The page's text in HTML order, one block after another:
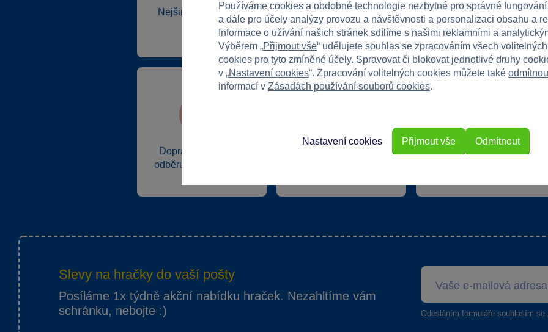
Nejširší sortiment na
40 kamenných prodejen
v ČR
Doprava zdarma při
odběru na prodejnách
Exkluzivní
Překvapení
Slevy na hračky do vaší pošty
Posíláme 1x týdně akční nabídku hraček. Nezahltíme vám
schránku, nebojte :)
Odesláním formuláře souhlasím se
Používáme cookies a obdobné technologie nezbytné pro správné
a dále pro účely analýzy provozu a návštěvnosti a personalizaci obsahu a
Informace o užívání našich stránek sdílíme s našimi reklamními a
Výběrem „Přijmout vše“ udělujete souhlas se zpracováním všech
cookies pro tyto zmíněné účely. Spravovat či blokovat jednotlivé druhy
v „Nastavení cookies“. Zpracování volitelných cookies můžete také
informací v Zásadách používání souborů cookies.
Odmítnout
Nastavení cookies Přijmout vše